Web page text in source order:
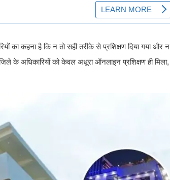
का कहना है कि न तो सही तरीके से प्रशिक्षण दिया गया और न
के अधिकारियों को केवल अधूरा ऑनलाइन प्रशिक्षण ही मिला,